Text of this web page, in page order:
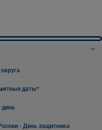
даты*
- День защитника